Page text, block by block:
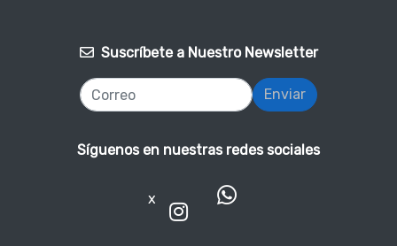
Suscríbete a Nuestro Newsletter
Enviar
Síguenos en nuestras redes sociales
x